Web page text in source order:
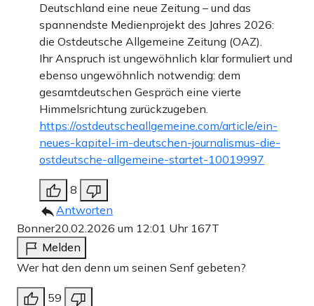
Deutschland eine neue Zeitung – und das
spannendste Medienprojekt des Jahres 2026:
die Ostdeutsche Allgemeine Zeitung (OAZ).
Ihr Anspruch ist ungewöhnlich klar formuliert und
ebenso ungewöhnlich notwendig: dem
gesamtdeutschen Gespräch eine vierte
Himmelsrichtung zurückzugeben.
https://ostdeutscheallgemeine.com/article/ein-
neues-kapitel-im-deutschen-journalismus-die-
ostdeutsche-allgemeine-startet-10019997
8
Antworten
Bonner20.02.2026 um 12:01 Uhr 167T
Melden
Wer hat den denn um seinen Senf gebeten?
59